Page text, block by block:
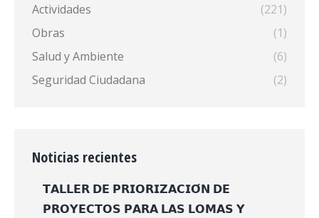
Actividades
(221)
Obras
(1)
Salud y Ambiente
(6)
Seguridad Ciudadana
(2)
Noticias recientes
𝗧𝗔𝗟𝗟𝗘𝗥 𝗗𝗘 𝗣𝗥𝗜𝗢𝗥𝗜𝗭𝗔𝗖𝗜𝗢́𝗡 𝗗𝗘
𝗣𝗥𝗢𝗬𝗘𝗖𝗧𝗢𝗦 𝗣𝗔𝗥𝗔 𝗟𝗔𝗦 𝗟𝗢𝗠𝗔𝗦 𝗬